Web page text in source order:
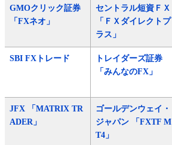
GMOクリック証券
「FXネオ」
セントラル短資ＦＸ
「ＦＸダイレクトプ
ラス」
SBI FXトレード
トレイダーズ証券
「みんなのFX」
JFX 「MATRIX TR
ADER」
ゴールデンウェイ・
ジャパン 「FXTF M
T4」